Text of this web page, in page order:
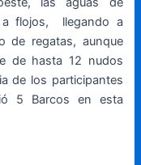
a flojos, llegando a
de regatas, aunque
de hasta 12 nudos
de los participantes
5 Barcos en esta